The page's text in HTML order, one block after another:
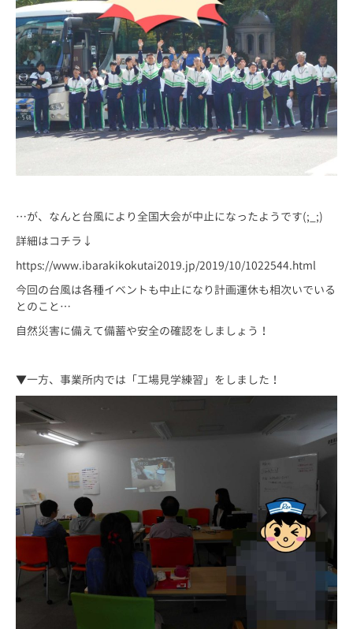
…が、なんと台風により全国大会が中止になったようです(;_;)
詳細はコチラ↓
https://www.ibarakikokutai2019.jp/2019/10/1022544.html
今回の台風は各種イベントも中止になり計画運休も相次いでいる
とのこと…
自然災害に備えて備蓄や安全の確認をしましょう！
▼一方、事業所内では「工場見学練習」をしました！